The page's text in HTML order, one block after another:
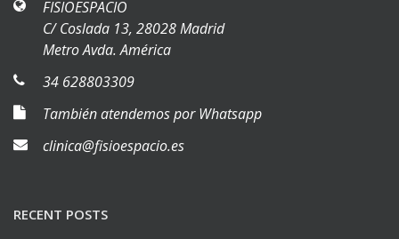
FISIOESPACIO
C/ Coslada 13, 28028 Madrid
Metro Avda. América
34 628803309
También atendemos por Whatsapp
clinica@fisioespacio.es
RECENT POSTS